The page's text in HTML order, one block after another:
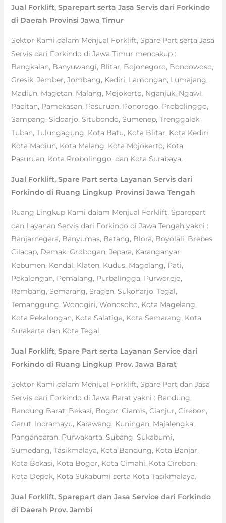
Jual Forklift, Sparepart serta Jasa Servis dari Forkindo
di Daerah Provinsi Jawa Timur
Sektor Kami dalam Menjual Forklift, Spare Part serta Jasa
Servis dari Forkindo di Jawa Timur mencakup :
Bangkalan, Banyuwangi, Blitar, Bojonegoro, Bondowoso,
Gresik, Jember, Jombang, Kediri, Lamongan, Lumajang,
Madiun, Magetan, Malang, Mojokerto, Nganjuk, Ngawi,
Pacitan, Pamekasan, Pasuruan, Ponorogo, Probolinggo,
Sampang, Sidoarjo, Situbondo, Sumenep, Trenggalek,
Tuban, Tulungagung, Kota Batu, Kota Blitar, Kota Kediri,
Kota Madiun, Kota Malang, Kota Mojokerto, Kota
Pasuruan, Kota Probolinggo, dan Kota Surabaya.
Jual Forklift, Spare Part serta Layanan Servis dari
Forkindo di Ruang Lingkup Provinsi Jawa Tengah
Ruang Lingkup Kami dalam Menjual Forklift, Sparepart
dan Layanan Servis dari Forkindo di Jawa Tengah yakni :
Banjarnegara, Banyumas, Batang, Blora, Boyolali, Brebes,
Cilacap, Demak, Grobogan, Jepara, Karanganyar,
Kebumen, Kendal, Klaten, Kudus, Magelang, Pati,
Pekalongan, Pemalang, Purbalingga, Purworejo,
Rembang, Semarang, Sragen, Sukoharjo, Tegal,
Temanggung, Wonogiri, Wonosobo, Kota Magelang,
Kota Pekalongan, Kota Salatiga, Kota Semarang, Kota
Surakarta dan Kota Tegal.
Jual Forklift, Spare Part serta Layanan Service dari
Forkindo di Ruang Lingkup Prov. Jawa Barat
Sektor Kami dalam Menjual Forklift, Spare Part dan Jasa
Servis dari Forkindo di Jawa Barat yakni : Bandung,
Bandung Barat, Bekasi, Bogor, Ciamis, Cianjur, Cirebon,
Garut, Indramayu, Karawang, Kuningan, Majalengka,
Pangandaran, Purwakarta, Subang, Sukabumi,
Sumedang, Tasikmalaya, Kota Bandung, Kota Banjar,
Kota Bekasi, Kota Bogor, Kota Cimahi, Kota Cirebon,
Kota Depok, Kota Sukabumi serta Kota Tasikmalaya.
Jual Forklift, Sparepart dan Jasa Service dari Forkindo
di Daerah Prov. Jambi